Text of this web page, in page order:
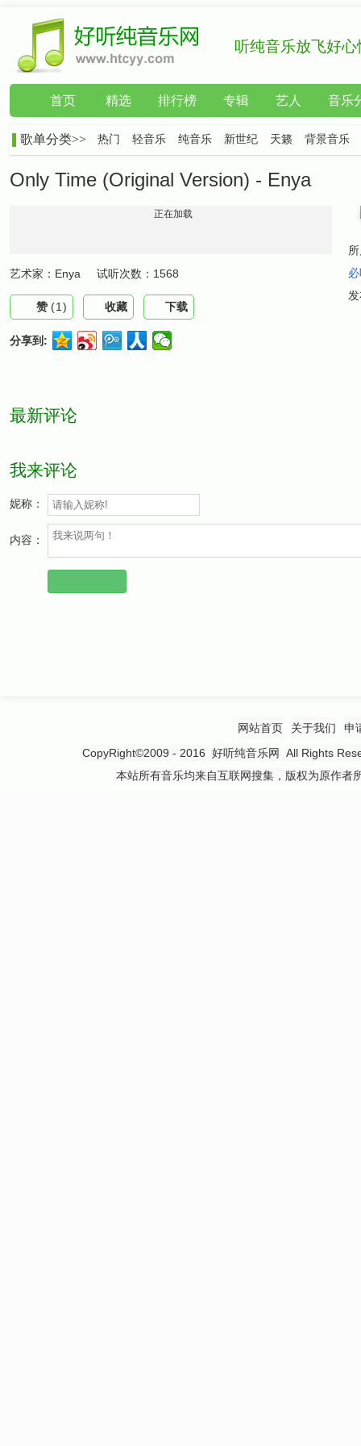
听纯音乐放飞好心
首页 精选 排行榜 专辑 艺人 音乐
歌单分类>> 热门 轻音乐 纯音乐 新世纪 天籁 背景音乐
Only Time (Original Version) - Enya
正在加载
艺术家： Enya 试听次数： 1568
赞 (1 ) 收藏 下载
分享到:
最新评论
我来评论
妮称：
内容：
网站首页 关于我们
申
CopyRight©2009 - 2016 好听纯音乐网
All Rights
本站所有音乐均来自互联网搜集，版权为原作者